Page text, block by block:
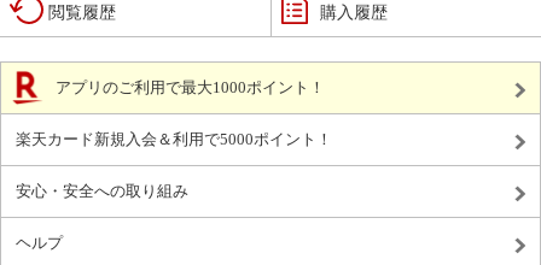
閲覧履歴 購入履歴
アプリのご利用で最大1000ポイント！
楽天カード新規入会＆利用で5000ポイント！
安心・安全への取り組み
ヘルプ